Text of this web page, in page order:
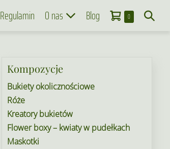
Regulamin O nas Blog Koszyk
0Items
in
Search
Kompozycje
Bukiety okolicznościowe
Róże
Kreatory bukietów
Flower boxy – kwiaty w pudełkach
Maskotki